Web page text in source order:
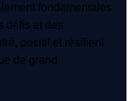
fondamentales
défis et des
positif et résilient
de grand